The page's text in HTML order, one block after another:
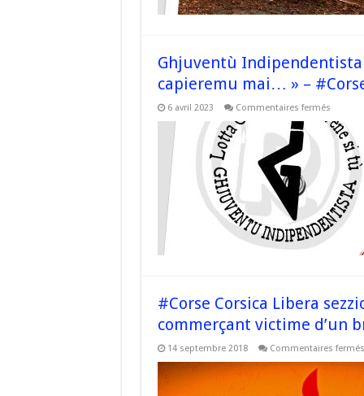
Ghjuventù Indipendentista
capieremu mai… » –
6 avril 2023 Commentaires ferméssur
#Balagna
« Vulemu
avisalli
ch’un
mai… »
–
#Corse
#Corse Corsica Libera
commerçant victime d’un
14 septembre 2018 Commentaires fermés